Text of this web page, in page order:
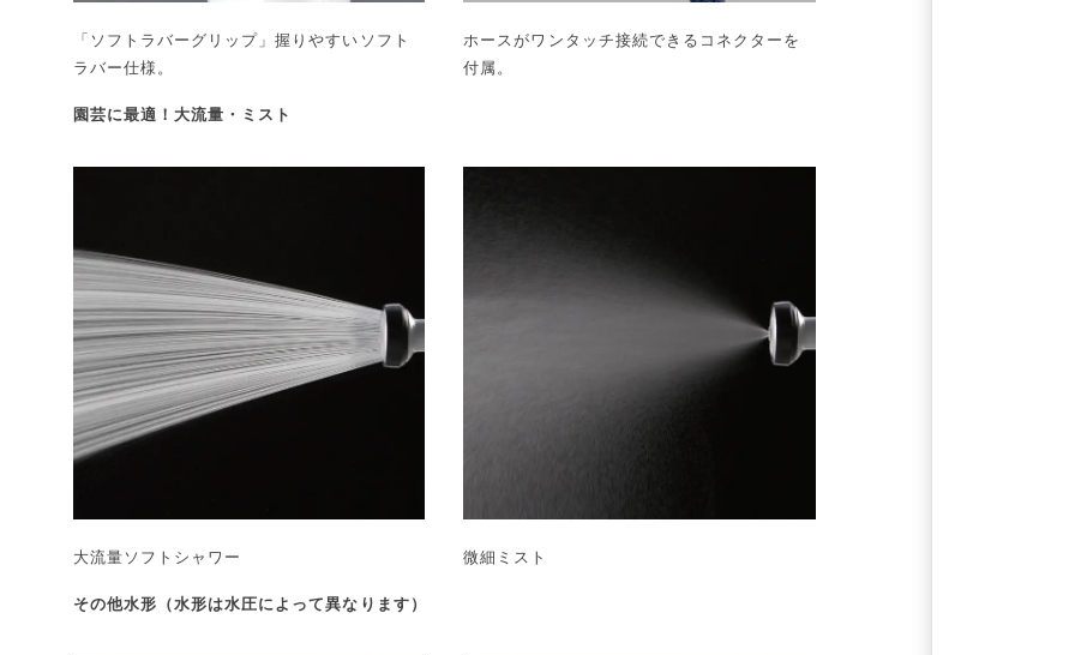
「ソフトラバーグリップ」握りやすいソフト
ラバー仕様。
ホースがワンタッチ接続できるコネクターを
付属。
園芸に最適！大流量・ミスト
大流量ソフトシャワー 微細ミスト
その他水形（水形は水圧によって異なります）